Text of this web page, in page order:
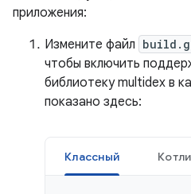
приложения:
Измените файл
чтобы включить
библиотеку multidex в
показано здесь:
Классный